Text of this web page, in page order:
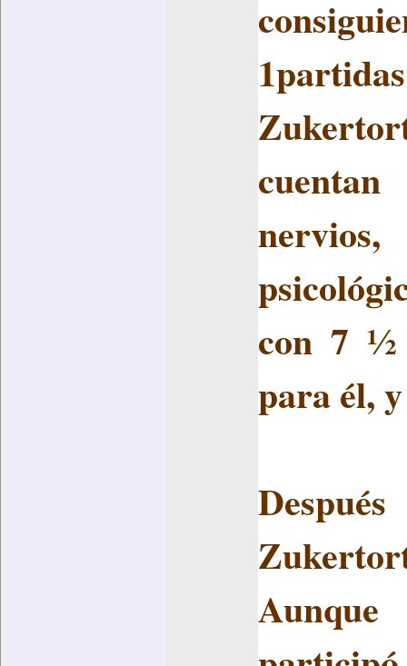
con 7 ½
para él,